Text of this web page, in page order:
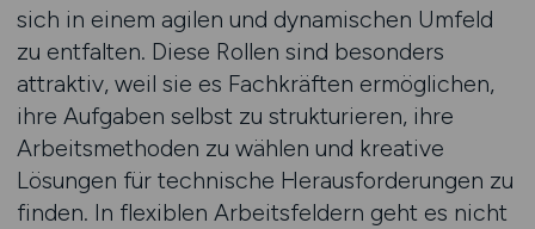
sich in einem agilen und dynamischen Umfeld
zu entfalten. Diese Rollen sind besonders
attraktiv, weil sie es Fachkräften ermöglichen,
ihre Aufgaben selbst zu strukturieren, ihre
Arbeitsmethoden zu wählen und kreative
Lösungen für technische Herausforderungen zu
finden. In flexiblen Arbeitsfeldern geht es nicht